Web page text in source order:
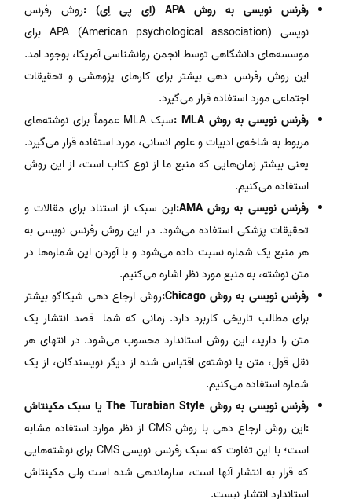
رفرنس نویسی به روش APA (اِی پی اِی) :
روش رفرنس
نویسی (APA (American psychological association برای
موسسه‌های دانشگاهی توسط انجمن روانشناسی آمریکا، بوجود امد.
این روش رفرنس دهی بیشتر برای کارهای پژوهشی و تحقیقات
اجتماعی مورد استفاده قرار می‌گیرد.
رفرنس نویسی به روش MLA :
سبک MLA عموماً برای نوشته‌های
مربوط به شاخه‌ی ادبیات و علوم انسانی، مورد استفاده قرار می‌گیرد.
یعنی بیشتر زمان‌هایی که منبع ما از نوع کتاب است، از این روش
استفاده می‌کنیم.
رفرنس نویسی به روش AMA:
این سبک از استناد برای مقالات و
تحقیقات پزشکی استفاده می‌شود. در این روش رفرنس نویسی به
هر منبع یک شماره نسبت داده می‌شود و با آوردن این شماره‌ها در
متن نوشته، به منبع مورد نظر اشاره می‌کنیم.
رفرنس نویسی به روش Chicago:
روش ارجاع دهی شیکاگو بیشتر
برای مطالب تاریخی کاربرد دارد. زمانی که شما قصد انتشار یک
متن را دارید، این روش استاندارد محسوب می‌شود. در انتهای هر
نقل قول، متن یا نوشته‌ی اقتباس شده از دیگر نویسندگان، از یک
شماره استفاده می‌کنیم.
رفرنس نویسی به روش The Turabian Style یا سبک مکینتاش
:
این روش ارجاع دهی با روش CMS از نظر موارد استفاده مشابه
است؛ با این تفاوت که سبک رفرنس نویسی CMS برای نوشته‌هایی
که قرار به انتشار آنها است، سازماندهی شده است ولی مکینتاش
استاندارد انتشار نیست.